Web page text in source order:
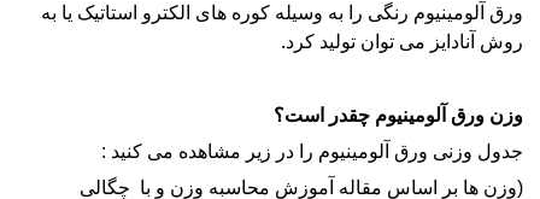
ورق آلومینیوم رنگی را به وسیله کوره های الکترو استاتیک یا به
روش آنادایز می توان تولید کرد.
وزن ورق آلومینیوم چقدر است؟
جدول وزنی ورق آلومینیوم را در زیر مشاهده می کنید :
(وزن ها بر اساس مقاله آموزش محاسبه وزن و با چگالی